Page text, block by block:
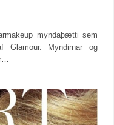
myndaþætti sem
Glamour. Myndirnar og